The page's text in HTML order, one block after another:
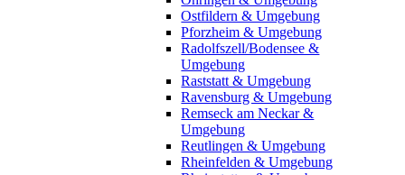
Ostfildern & Umgebung
Pforzheim & Umgebung
Radolfszell/Bodensee &
Umgebung
Raststatt & Umgebung
Ravensburg & Umgebung
Remseck am Neckar &
Umgebung
Reutlingen & Umgebung
Rheinfelden & Umgebung